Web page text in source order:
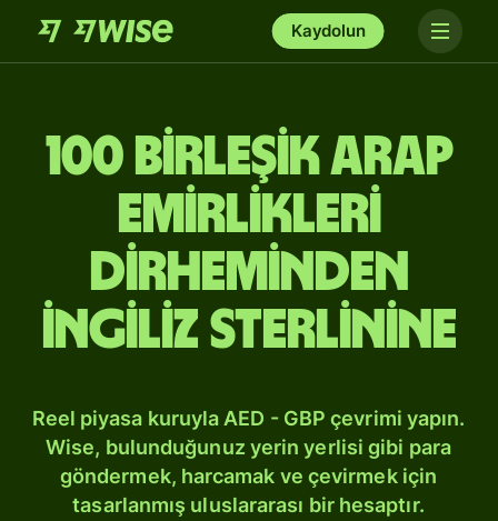
Kaydolun
100 Birleşik Arap
Emirlikleri
dirheminden
İngiliz sterlinine
Reel piyasa kuruyla AED - GBP çevrimi yapın.
Wise, bulunduğunuz yerin yerlisi gibi para
göndermek, harcamak ve çevirmek için
tasarlanmış uluslararası bir hesaptır.